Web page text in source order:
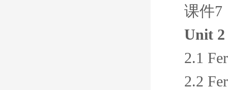
课件7
Unit 2
2.1
2.2